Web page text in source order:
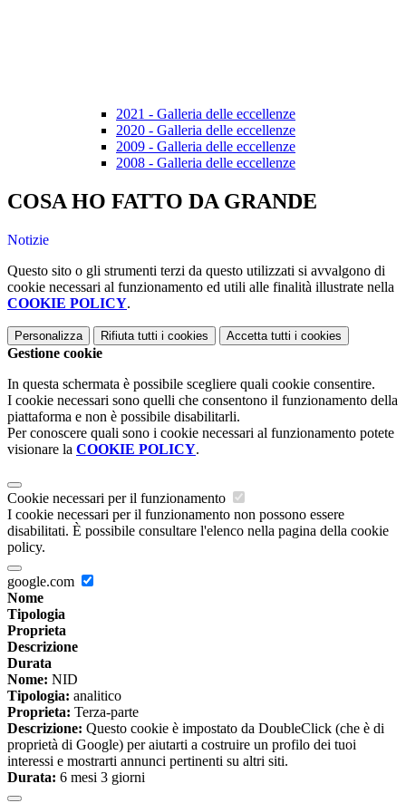
2021 - Galleria delle eccellenze
2020 - Galleria delle eccellenze
2009 - Galleria delle eccellenze
2008 - Galleria delle eccellenze
COSA HO FATTO DA GRANDE
Notizie
Questo sito o gli strumenti terzi da questo utilizzati si avvalgono di
cookie necessari al funzionamento ed utili alle finalità illustrate nella
COOKIE POLICY.
Personalizza Rifiuta tutti i cookies Accetta tutti i cookies
Gestione cookie
In questa schermata è possibile scegliere quali cookie consentire.
I cookie necessari sono quelli che consentono il funzionamento della
piattaforma e non è possibile disabilitarli.
Per conoscere quali sono i cookie necessari al funzionamento potete
visionare la COOKIE POLICY.
Cookie necessari per il funzionamento
I cookie necessari per il funzionamento non possono essere
disabilitati. È possibile consultare l'elenco nella pagina della cookie
policy.
google.com
Nome
Tipologia
Proprieta
Descrizione
Durata
Nome: NID
Tipologia: analitico
Proprieta: Terza-parte
Descrizione: Questo cookie è impostato da DoubleClick (che è di
proprietà di Google) per aiutarti a costruire un profilo dei tuoi
interessi e mostrarti annunci pertinenti su altri siti.
Durata: 6 mesi 3 giorni